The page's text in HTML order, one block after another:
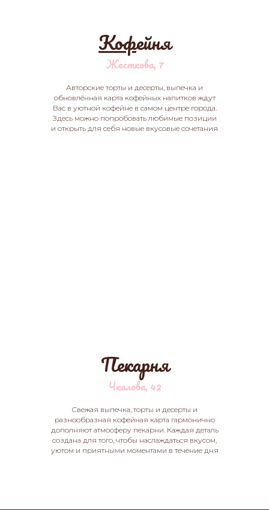
Кофейня
Жесткова, 7
Авторские торты и десерты, выпечка и
обновлённая карта кофейных напитков ждут
Вас в уютной кофейне в самом центре города.
Здесь можно попробовать любимые позиции
и открыть для себя новые вкусовые сочетания
Пекарня
Чкалова, 42
Свежая выпечка, торты и десерты и
разнообразная кофейная карта гармонично
дополняют атмосферу пекарни. Каждая деталь
создана для того, чтобы наслаждаться вкусом,
уютом и приятными моментами в течение дня